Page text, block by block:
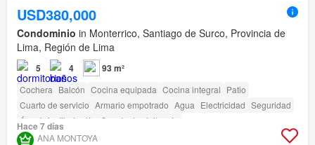
USD380,000
Condominio in Monterrico, Santiago de Surco, Provincia de
Lima, Región de Lima
5 4 93 m²
Cochera Balcón Cocina equipada Cocina integral Patio
Cuarto de servicio Armario empotrado Agua Electricidad Seguridad
Área infantil
Jardín Caseta de vigilancia
Hace 7 días
ANA MONTOYA